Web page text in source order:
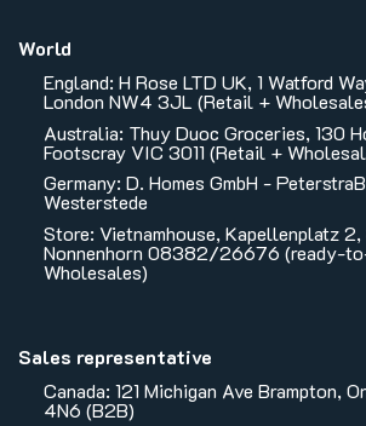
World
England: H Rose LTD UK, 1 Watford
London NW4 3JL (Retail +
Australia: Thuy Duoc Groceries, 130
Footscray VIC 3011 (Retail +
Germany: D. Homes GmbH -
Westerstede
Store: Vietnamhouse, Kapellenplatz
Nonnenhorn 08382/26676 (ready-
Wholesales)
Sales representative
Canada: 121 Michigan Ave Brampton,
4N6 (B2B)